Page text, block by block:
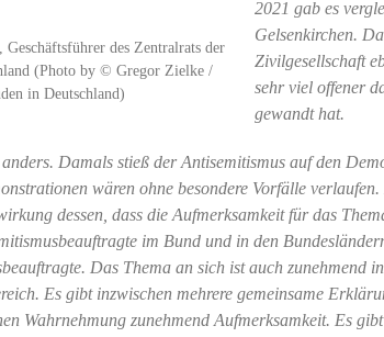
des Zentralrats der
(Photo by © Gregor Zielke /
in Deutschland)
2021 gab es
Gelsenkirchen.
Zivilgesellschaft
sehr viel offener
gewandt hat.
Damals stieß der Antisemitismus auf den
wären ohne besondere Vorfälle
dessen, dass die Aufmerksamkeit für das
im Bund und in den
Das Thema an sich ist auch zunehmend
Es gibt inzwischen mehrere gemeinsame
Wahrnehmung zunehmend Aufmerksamkeit. Es